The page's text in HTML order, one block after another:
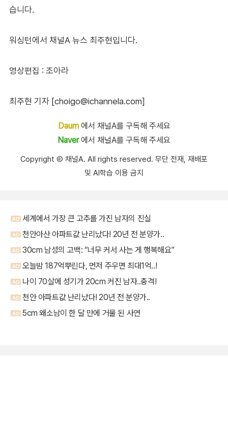
습니다.
워싱턴에서 채널A 뉴스 최주현입니다.
영상편집 : 조아라
최주현 기자 [choigo@ichannela.com]
Daum에서 채널A를 구독해 주세요
Naver에서 채널A를 구독해 주세요
Copyright Ⓒ 채널A. All rights reserved. 무단 전재, 재배포
및 AI학습 이용 금지